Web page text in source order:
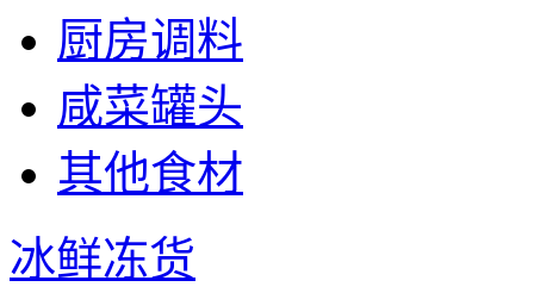
厨房调料
咸菜罐头
其他食材
冰鲜冻货